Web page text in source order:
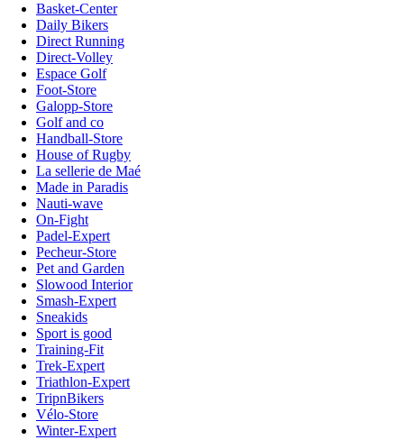
Basket-Center
Daily Bikers
Direct Running
Direct-Volley
Espace Golf
Foot-Store
Galopp-Store
Golf and co
Handball-Store
House of Rugby
La sellerie de Maé
Made in Paradis
Nauti-wave
On-Fight
Padel-Expert
Pecheur-Store
Pet and Garden
Slowood Interior
Smash-Expert
Sneakids
Sport is good
Training-Fit
Trek-Expert
Triathlon-Expert
TripnBikers
Vélo-Store
Winter-Expert